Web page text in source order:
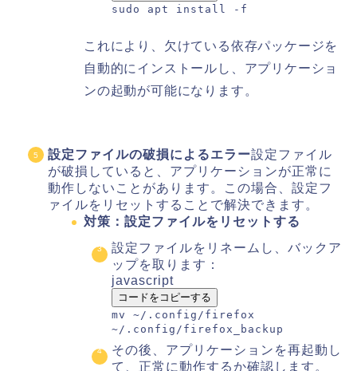
sudo apt install -f
これにより、欠けている依存パッケージを
自動的にインストールし、アプリケーショ
ンの起動が可能になります。
設定ファイルの破損によるエラー設定ファイル
が破損していると、アプリケーションが正常に
動作しないことがあります。この場合、設定フ
ァイルをリセットすることで解決できます。
対策：設定ファイルをリセットする
設定ファイルをリネームし、バックア
ップを取ります：
javascript
コードをコピーする
mv ~ /.config/ firefox
~ /.config/ firefox_backup
その後、アプリケーションを再起動し
て、正常に動作するか確認します。